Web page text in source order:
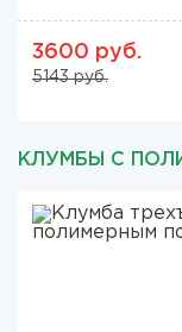
3600 руб.
5143 руб.
КЛУМБЫ С